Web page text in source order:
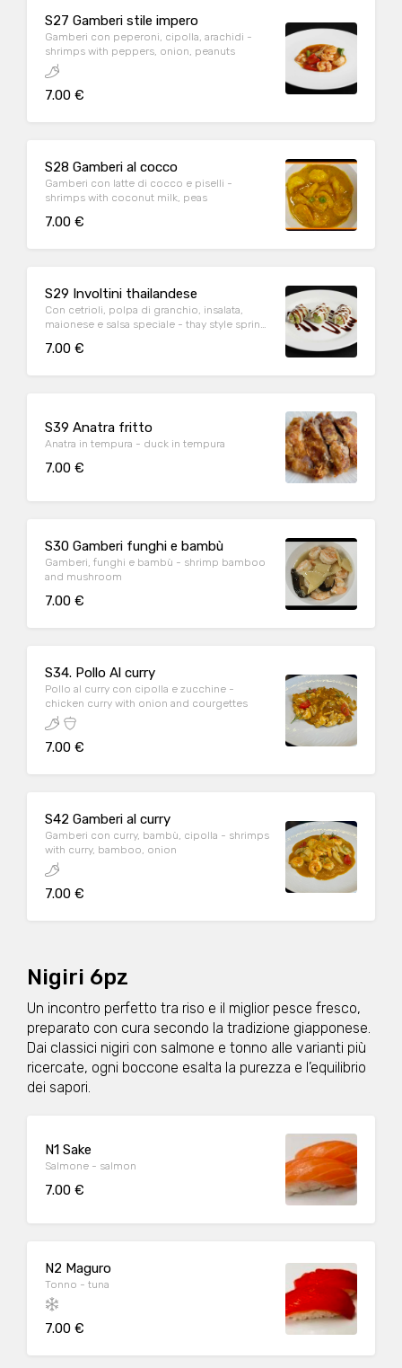
S27 Gamberi stile impero
Gamberi con peperoni, cipolla, arachidi -
shrimps with peppers, onion, peanuts
7.00 €
S28 Gamberi al cocco
Gamberi con latte di cocco e piselli -
shrimps with coconut milk, peas
7.00 €
S29 Involtini thailandese
Con cetrioli, polpa di granchio, insalata,
maionese e salsa speciale - thay style spring
mayonnaise and special sauce
7.00 €
S39 Anatra fritto
Anatra in tempura - duck in tempura
7.00 €
S30 Gamberi funghi e bambù
Gamberi, funghi e bambù - shrimp bamboo
and mushroom
7.00 €
S34. Pollo Al curry
Pollo al curry con cipolla e zucchine -
chicken curry with onion and courgettes
7.00 €
S42 Gamberi al curry
Gamberi con curry, bambù, cipolla - shrimps
with curry, bamboo, onion
7.00 €
Nigiri 6pz
Un incontro perfetto tra riso e il miglior pesce fresco,
preparato con cura secondo la tradizione giapponese.
Dai classici nigiri con salmone e tonno alle varianti più
ricercate, ogni boccone esalta la purezza e l’equilibrio
dei sapori.
N1 Sake
Salmone - salmon
7.00 €
N2 Maguro
Tonno - tuna
7.00 €